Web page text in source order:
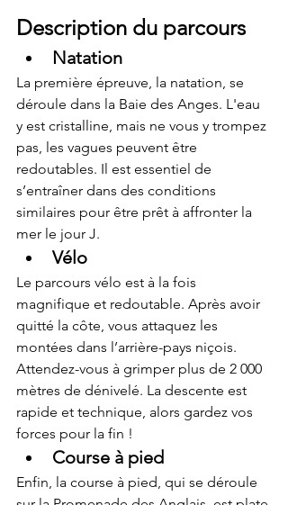
Description du parcours
Natation
La première épreuve, la natation, se
déroule dans la Baie des Anges. L'eau
y est cristalline, mais ne vous y trompez
pas, les vagues peuvent être
redoutables. Il est essentiel de
s’entraîner dans des conditions
similaires pour être prêt à affronter la
mer le jour J.
Vélo
Le parcours vélo est à la fois
magnifique et redoutable. Après avoir
quitté la côte, vous attaquez les
montées dans l’arrière-pays niçois.
Attendez-vous à grimper plus de 2 000
mètres de dénivelé. La descente est
rapide et technique, alors gardez vos
forces pour la fin !
Course à pied
Enfin, la course à pied, qui se déroule